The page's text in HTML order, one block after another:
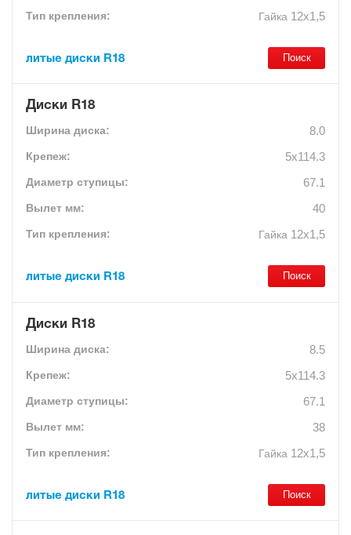
Гайка 12х1,5
литые диски R18
Диски R18
8.0
5x114.3
67.1
40
Гайка 12х1,5
литые диски R18
Диски R18
8.5
5x114.3
67.1
38
Гайка 12х1,5
литые диски R18